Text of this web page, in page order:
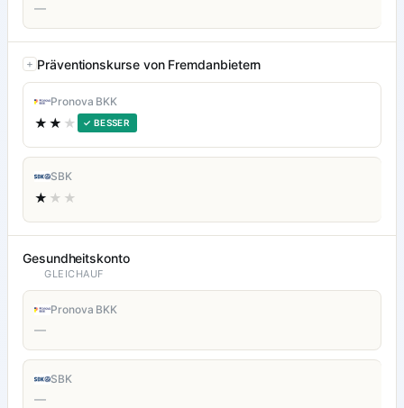
—
Präventionskurse von Fremdanbietern
Pronova BKK
★★ ★ ✓ BESSER
SBK
★ ★★
Gesundheitskonto
GLEICHAUF
Pronova BKK
—
SBK
—